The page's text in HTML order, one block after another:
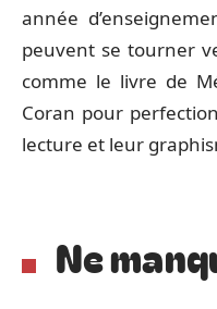
année
peuvent se tourner
comme le livre de
Coran pour
lecture et leur
Ne